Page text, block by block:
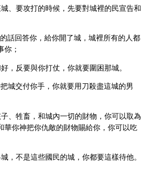
城、要攻打的時候，先要對城裡的民宣告和
話回答你，給你開了城，城裡所有的人都
你；
，反要與你打仗，你就要圍困那城。
城交付你手，你就要用刀殺盡這城的男
、牲畜，和城內一切的財物，你可以取為
華你神把你仇敵的財物賜給你，你可以吃
，不是這些國民的城，你都要這樣待他。